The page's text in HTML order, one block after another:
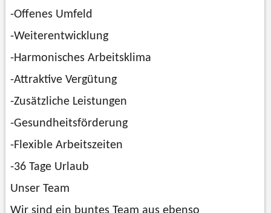
-Offenes Umfeld
-Weiterentwicklung
-Harmonisches Arbeitsklima
-Attraktive Vergütung
-Zusätzliche Leistungen
-Gesundheitsförderung
-Flexible Arbeitszeiten
-36 Tage Urlaub
Unser Team
Wir sind ein buntes Team aus ebenso